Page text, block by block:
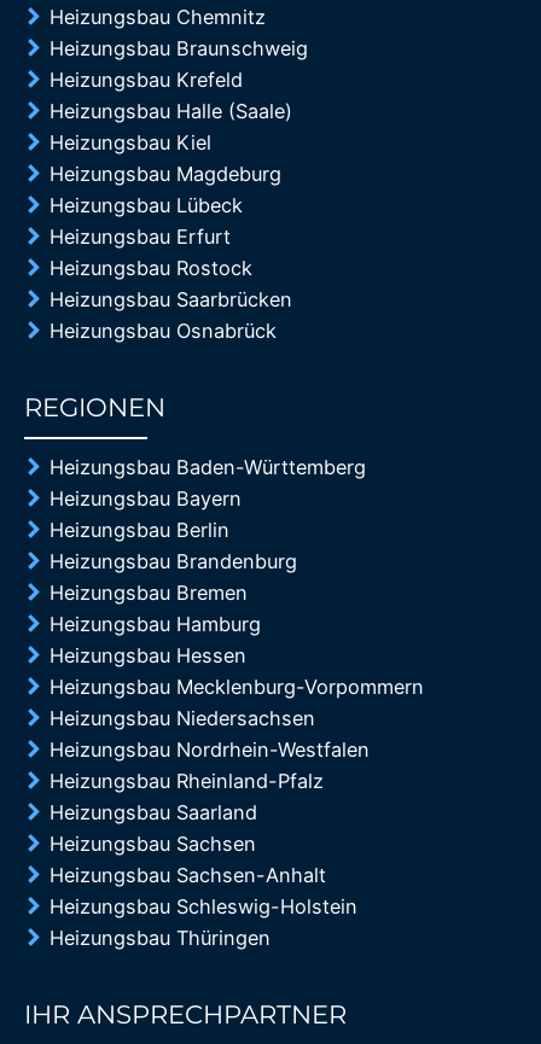
Heizungsbau Chemnitz
Heizungsbau Braunschweig
Heizungsbau Krefeld
Heizungsbau Halle (Saale)
Heizungsbau Kiel
Heizungsbau Magdeburg
Heizungsbau Lübeck
Heizungsbau Erfurt
Heizungsbau Rostock
Heizungsbau Saarbrücken
Heizungsbau Osnabrück
REGIONEN
Heizungsbau Baden-Württemberg
Heizungsbau Bayern
Heizungsbau Berlin
Heizungsbau Brandenburg
Heizungsbau Bremen
Heizungsbau Hamburg
Heizungsbau Hessen
Heizungsbau Mecklenburg-Vorpommern
Heizungsbau Niedersachsen
Heizungsbau Nordrhein-Westfalen
Heizungsbau Rheinland-Pfalz
Heizungsbau Saarland
Heizungsbau Sachsen
Heizungsbau Sachsen-Anhalt
Heizungsbau Schleswig-Holstein
Heizungsbau Thüringen
IHR ANSPRECHPARTNER